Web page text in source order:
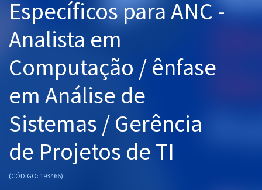
Aprovados
Específicos para ANC -
Analista em
Computação / ênfase
em Análise de
Sistemas / Gerência
de Projetos de TI
(CÓDIGO: 193466)